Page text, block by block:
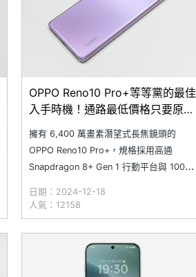
OPPO Reno10 Pro+等等黨的最佳
入手時機！通路最低價格只要原價
擁有 6,400 萬畫素潛望式長焦鏡頭的
OPPO Reno10 Pro+，規格採用高通
Snapdragon 8+ Gen 1 行動平台與 100W
體驗。在台灣上市 1 年多之後，OPPO
Reno10 Pro+ 同系列機種已經陸續下市，
而
日期：2024-12-18
人氣：12158